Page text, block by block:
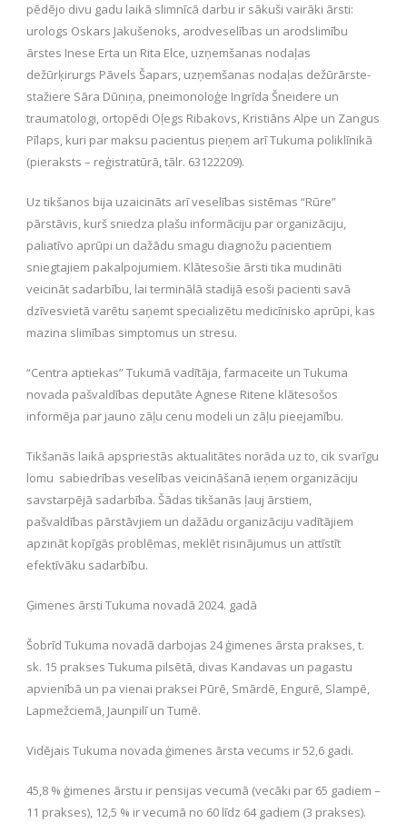
pēdējo divu gadu laikā slimnīcā darbu ir sākuši vairāki ārsti:
urologs Oskars Jakušenoks, arodveselības un arodslimību
ārstes Inese Erta un Rita Elce, uzņemšanas nodaļas
dežūrķirurgs Pāvels Šapars, uzņemšanas nodaļas dežūrārste-
stažiere Sāra Dūniņa, pneimonoloģe Ingrīda Šneidere un
traumatologi, ortopēdi Oļegs Ribakovs, Kristiāns Alpe un Zangus
Pīlaps, kuri par maksu pacientus pieņem arī Tukuma poliklīnikā
(pieraksts – reģistratūrā, tālr. 63122209).
Uz tikšanos bija uzaicināts arī veselības sistēmas “Rūre”
pārstāvis, kurš sniedza plašu informāciju par organizāciju,
paliatīvo aprūpi un dažādu smagu diagnožu pacientiem
sniegtajiem pakalpojumiem. Klātesošie ārsti tika mudināti
veicināt sadarbību, lai terminālā stadijā esoši pacienti savā
dzīvesvietā varētu saņemt specializētu medicīnisko aprūpi, kas
mazina slimības simptomus un stresu.
“Centra aptiekas” Tukumā vadītāja, farmaceite un Tukuma
novada pašvaldības deputāte Agnese Ritene klātesošos
informēja par jauno zāļu cenu modeli un zāļu pieejamību.
Tikšanās laikā apspriestās aktualitātes norāda uz to, cik svarīgu
lomu sabiedrības veselības veicināšanā ieņem organizāciju
savstarpējā sadarbība. Šādas tikšanās ļauj ārstiem,
pašvaldības pārstāvjiem un dažādu organizāciju vadītājiem
apzināt kopīgās problēmas, meklēt risinājumus un attīstīt
efektīvāku sadarbību.
Ģimenes ārsti Tukuma novadā 2024. gadā
Šobrīd Tukuma novadā darbojas 24 ģimenes ārsta prakses, t.
sk. 15 prakses Tukuma pilsētā, divas Kandavas un pagastu
apvienībā un pa vienai praksei Pūrē, Smārdē, Engurē, Slampē,
Lapmežciemā, Jaunpilī un Tumē.
Vidējais Tukuma novada ģimenes ārsta vecums ir 52,6 gadi.
45,8 % ģimenes ārstu ir pensijas vecumā (vecāki par 65 gadiem –
11 prakses), 12,5 % ir vecumā no 60 līdz 64 gadiem (3 prakses).